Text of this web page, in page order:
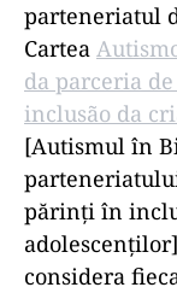
parteneriatul
Cartea
da parceria
inclusão da
[Autismul în
părinți în
considera